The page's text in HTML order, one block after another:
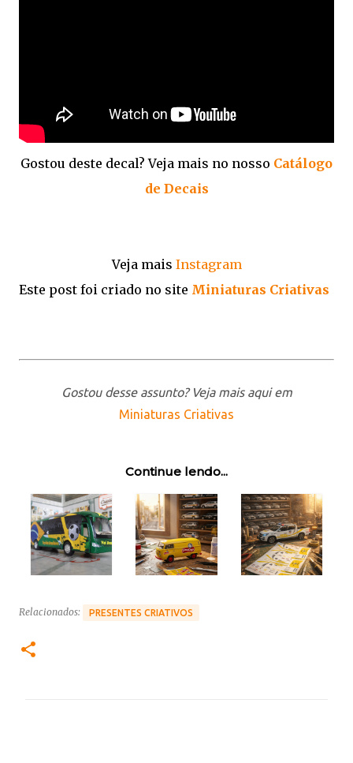
Gostou deste decal? Veja mais no nosso Catálogo
de Decais
Veja mais Instagram
Este post foi criado no site Miniaturas Criativas
Gostou desse assunto? Veja mais aqui em
Miniaturas Criativas
Continue lendo...
Relacionados: PRESENTES CRIATIVOS